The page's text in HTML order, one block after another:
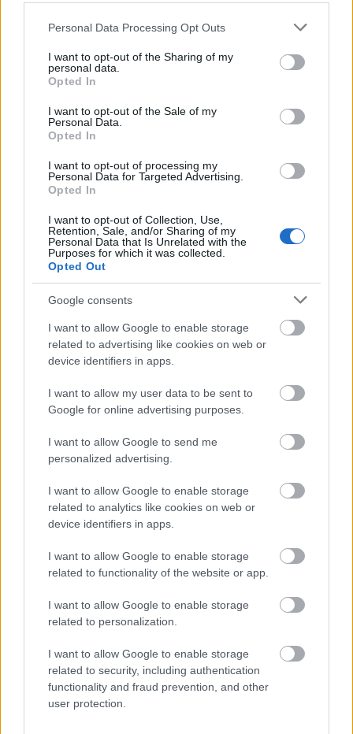
Please note that this website/app uses one or more Google
not limited to your visit or usage behaviour. You may click to
grant or deny consent to Google and its third-party tags to
use your data for below specified purposes in below Google
consent section.
Personal Data Processing Opt Outs
I want to opt-out of the Sharing of my
personal data.
Opted In
I want to opt-out of the Sale of my
Personal Data.
Opted In
I want to opt-out of processing my
Personal Data for Targeted Advertising.
Opted In
I want to opt-out of Collection, Use,
Retention, Sale, and/or Sharing of my
Personal Data that Is Unrelated with the
Purposes for which it was collected.
Opted Out
Google consents
I want to allow Google to enable storage
related to advertising like cookies on web or
device identifiers in apps.
I want to allow my user data to be sent to
Google for online advertising purposes.
I want to allow Google to send me
personalized advertising.
I want to allow Google to enable storage
related to analytics like cookies on web or
device identifiers in apps.
I want to allow Google to enable storage
related to functionality of the website or app.
I want to allow Google to enable storage
related to personalization.
I want to allow Google to enable storage
related to security, including authentication
functionality and fraud prevention, and other
user protection.
Ünnepeljük meg az életünket azzal, hogy
önmagunkat is! Ehhez hozzátartozik az is, hogy
elfogadjuk: felelősséggel tartozunk az életünk
mutogatás ideje lejárt. Az egyik kliensem nemrég
így fogalmazott: „
hanem én magam, hogyha továbbra is asszisztálok
ehhez a mutatványhoz”.
Az efféle felismerés-beismerés most valóban
kincset ér, és olyat értéket képvisel, ami tartósan
kamatozik. Az elkövetkezendő évek természetesen
ezután is elénk tárják majd a maguk kihívásait –
ilyen értelemben korántsem alkalmi, hanem
többnyári kalanddal van dolgunk –, de a döntéseink
nyomán már egy egészen más pozícióból
napfordulóját tehát személyes életünk
átalakulásának ünnepeként is megélhetjük,
tudatosítva azt is, hogy a külső körülményektől
függetlenül sosem fogyunk ki a fényből, ha
önmagunkban hordozzuk azt.
Most vagy csoda!
magam, hogy ennyire jól vagyok” –mesélte egy
másik kliens, aki hosszú évek döntésképtelensége
után szinte egyik napról a másikra határozott arról,
hogy hallgat a belső hangjára, és akkor is radikálisan
változtat az életén, ha ezáltal kívül kerül a
komfortzónáján, és a lépése nem feltétlenül tetszik